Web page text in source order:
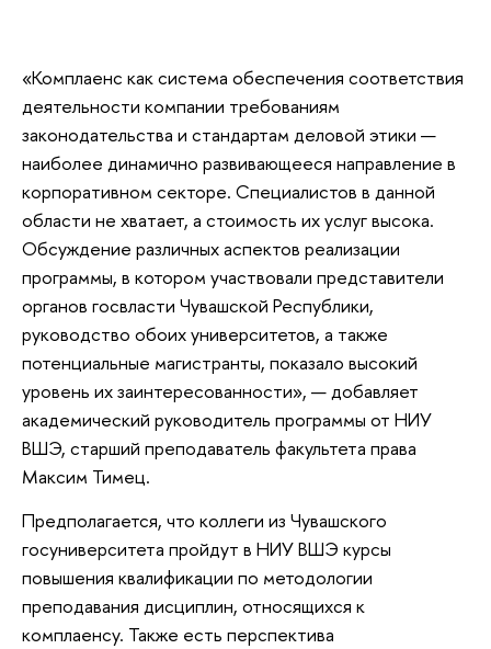
«Комплаенс как система обеспечения соответствия
деятельности компании требованиям
законодательства и стандартам деловой этики —
наиболее динамично развивающееся направление в
корпоративном секторе. Специалистов в данной
области не хватает, а стоимость их услуг высока.
Обсуждение различных аспектов реализации
программы, в котором участвовали представители
органов госвласти Чувашской Республики,
руководство обоих университетов, а также
потенциальные магистранты, показало высокий
уровень их заинтересованности», — добавляет
академический руководитель программы от НИУ
ВШЭ, старший преподаватель факультета права
Максим Тимец.
Предполагается, что коллеги из Чувашского
госуниверситета пройдут в НИУ ВШЭ курсы
повышения квалификации по методологии
преподавания дисциплин, относящихся к
комплаенсу. Также есть перспектива